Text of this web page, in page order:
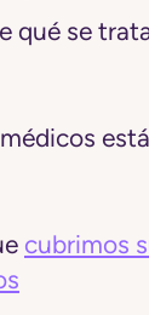
qué se
cubrimos